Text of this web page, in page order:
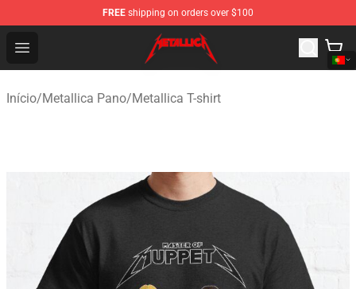
FREE shipping on orders over $100
Open menu
Metallica Store - Official Metallica Merchandise Shop
Início/Metallica Pano/Metallica T-shirt